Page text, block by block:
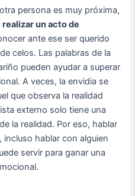
persona es muy próxima,
realizar un acto de
ante ese ser querido
celos. Las palabras de la
pueden ayudar a superar
A veces, la envidia se
que observa la realidad
externo solo tiene una
la realidad. Por eso, hablar
hablar con alguien
servir para ganar una